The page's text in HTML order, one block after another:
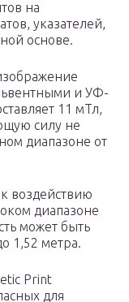
на
указателей,
основе.
и УФ-
11 мТл,
силу не
диапазоне от
воздействию
диапазоне
может быть
1,52 метра.
Print
для